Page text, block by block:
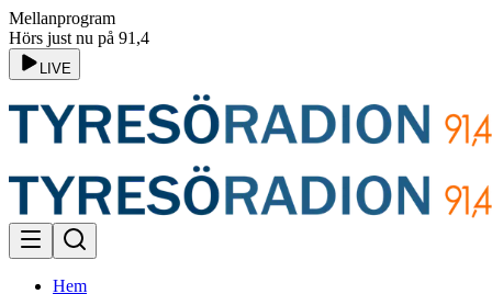
Mellanprogram
Hörs just nu på 91,4
LIVE
Hem